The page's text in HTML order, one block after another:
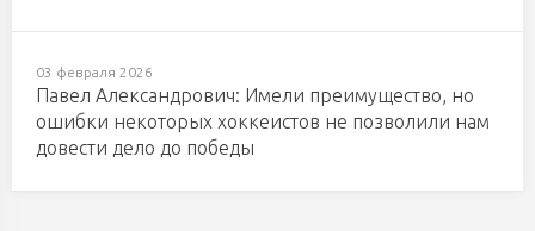
03 февраля 2026
Павел Александрович: Имели преимущество, но
ошибки некоторых хоккеистов не позволили нам
довести дело до победы